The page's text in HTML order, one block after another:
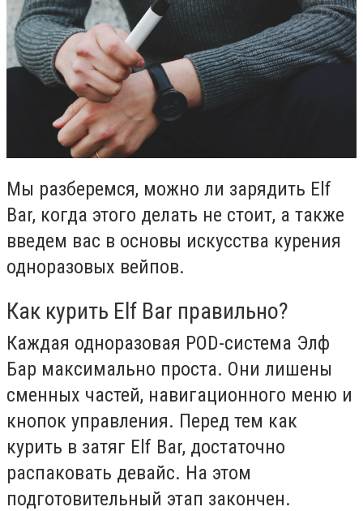
Мы разберемся, можно ли зарядить Elf
Bar, когда этого делать не стоит, а также
введем вас в основы искусства курения
одноразовых вейпов.
Как курить Elf Bar правильно?
Каждая одноразовая POD-система Элф
Бар максимально проста. Они лишены
сменных частей, навигационного меню и
кнопок управления. Перед тем как
курить в затяг Elf Bar, достаточно
распаковать девайс. На этом
подготовительный этап закончен.